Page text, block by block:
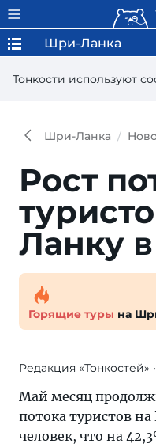
Тонкости используют
Шри-Ланка
Шри-Ланка
Рост
Ланку
Горящие туры на
Редакция «Тонкостей»
Май месяц
потока туристов на
человек, что на